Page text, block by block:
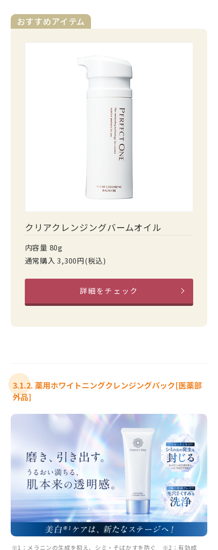
おすすめアイテム
クリアクレンジングバームオイル
内容量 80g
通常購入 3,300円(税込)
詳細をチェック
3.1.2. 薬用ホワイトニングクレンジングパック[医薬部
外品]
※1：メラニンの生成を抑え、シミ・そばかすを防ぐ ※2：有効成